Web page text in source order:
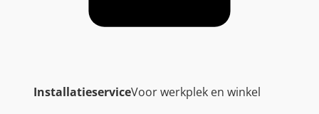
InstallatieserviceVoor werkplek en winkel